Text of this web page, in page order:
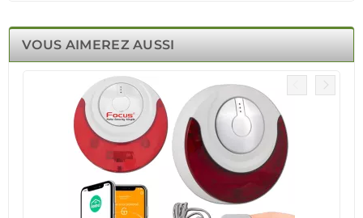
VOUS AIMEREZ AUSSI